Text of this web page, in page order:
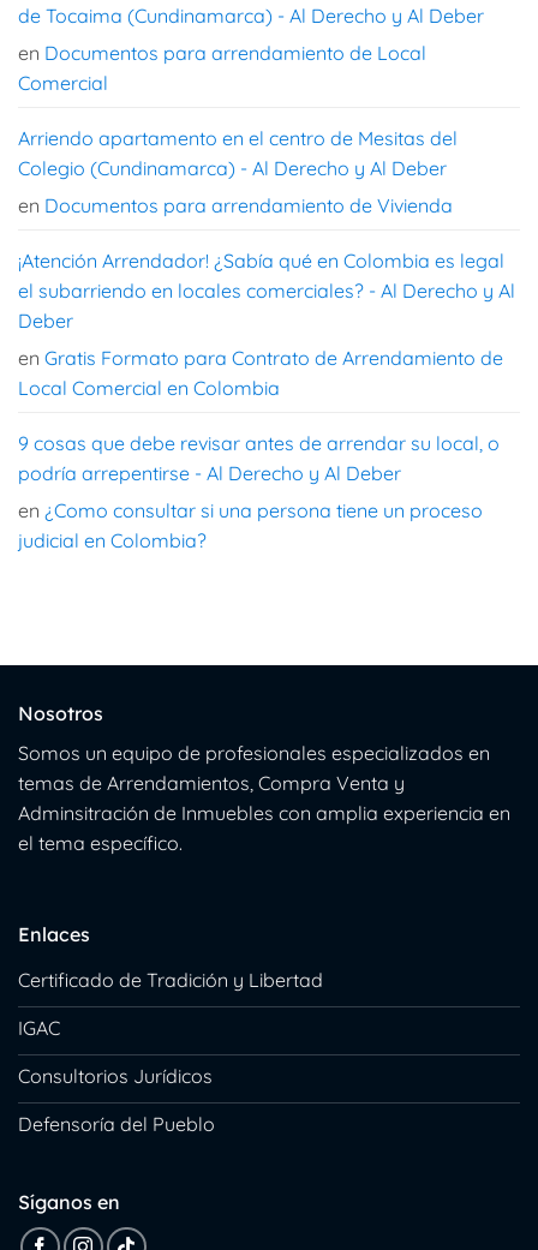
de Tocaima (Cundinamarca) - Al Derecho y Al Deber
en Documentos para arrendamiento de Local
Comercial
Arriendo apartamento en el centro de Mesitas del
Colegio (Cundinamarca) - Al Derecho y Al Deber
en Documentos para arrendamiento de Vivienda
¡Atención Arrendador! ¿Sabía qué en Colombia es legal
el subarriendo en locales comerciales? - Al Derecho y Al
Deber
en Gratis Formato para Contrato de Arrendamiento de
Local Comercial en Colombia
9 cosas que debe revisar antes de arrendar su local, o
podría arrepentirse - Al Derecho y Al Deber
en ¿Como consultar si una persona tiene un proceso
judicial en Colombia?
Nosotros
Somos un equipo de profesionales especializados en
temas de Arrendamientos, Compra Venta y
Adminsitración de Inmuebles con amplia experiencia en
el tema específico.
Enlaces
Certificado de Tradición y Libertad
IGAC
Consultorios Jurídicos
Defensoría del Pueblo
Síganos en